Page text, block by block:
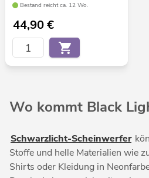
Bestand reicht ca. 12 Wo.
44,90€
Wo kommt Black
Schwarzlicht-Scheinwerfer
Stoffe und helle Materialien wie
Shirts oder Kleidung in